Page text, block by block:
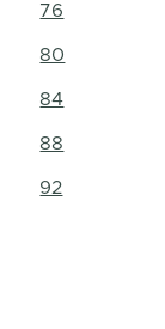
76
80
84
88
92